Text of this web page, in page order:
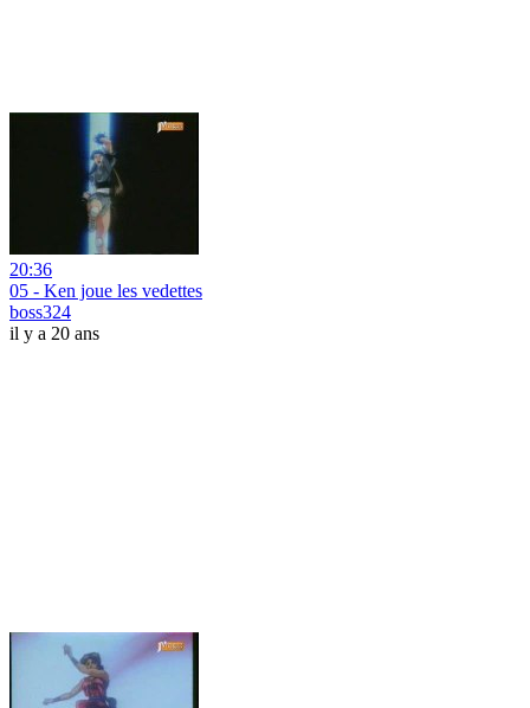
20:36
05 - Ken joue les vedettes
boss324
il y a 20 ans